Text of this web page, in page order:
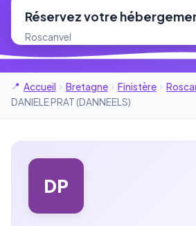
Réservez votre
Roscanvel
Accueil Bretagne Finistère
DANIELE PRAT (DANNEELS)
DP